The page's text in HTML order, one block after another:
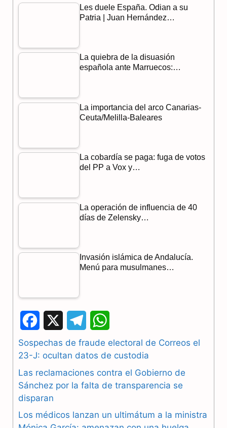
o
e
a
t
p
Les duele España. Odian a su
Patria | Juan Hernández…
La quiebra de la disuasión
española ante Marruecos:…
La importancia del arco Canarias-
Ceuta/Melilla-Baleares
La cobardía se paga: fuga de votos
del PP a Vox y…
La operación de influencia de 40
días de Zelensky…
Invasión islámica de Andalucía.
Menú para musulmanes…
a
c
e
b
o
e
l
e
r
h
a
t
A
Sospechas de fraude electoral de Correos el
23-J: ocultan datos de custodia
Las reclamaciones contra el Gobierno de
Sánchez por la falta de transparencia se
disparan
Los médicos lanzan un ultimátum a la ministra